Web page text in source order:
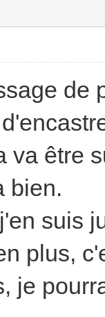
de
va être
bien.
suis
plus,
je